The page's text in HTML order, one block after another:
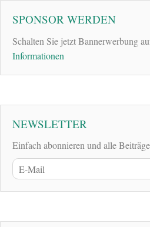
SPONSOR WERDEN
Schalten Sie jetzt Bannerwerbung
Informationen
NEWSLETTER
Einfach abonnieren und alle